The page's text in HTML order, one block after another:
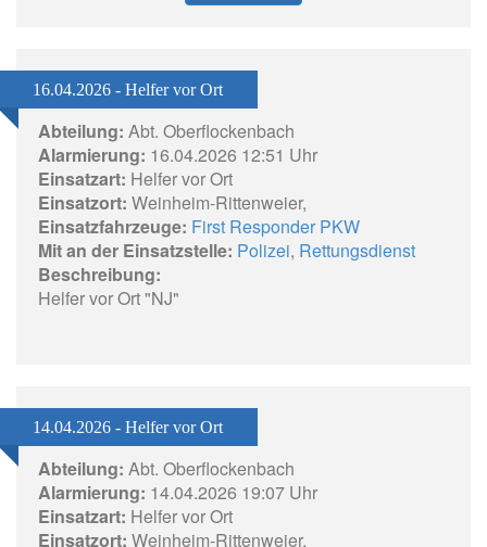
16.04.2026 - Helfer vor Ort
Abteilung: Abt. Oberflockenbach
Alarmierung: 16.04.2026 12:51 Uhr
Einsatzart: Helfer vor Ort
Einsatzort: Weinheim-Rittenweier,
Einsatzfahrzeuge: First Responder PKW
Mit an der Einsatzstelle: Polizei, Rettungsdienst
Beschreibung:
Helfer vor Ort "NJ"
14.04.2026 - Helfer vor Ort
Abteilung: Abt. Oberflockenbach
Alarmierung: 14.04.2026 19:07 Uhr
Einsatzart: Helfer vor Ort
Einsatzort: Weinheim-Rittenweier,